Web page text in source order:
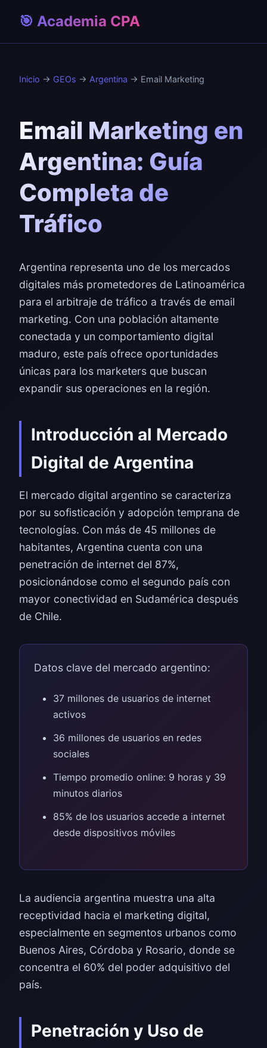
🎯 Academia CPA
Inicio → GEOs → Argentina → Email Marketing
Email Marketing en
Argentina: Guía
Completa de
Tráfico
Argentina representa uno de los mercados
digitales más prometedores de Latinoamérica
para el arbitraje de tráfico a través de email
marketing. Con una población altamente
conectada y un comportamiento digital
maduro, este país ofrece oportunidades
únicas para los marketers que buscan
expandir sus operaciones en la región.
Introducción al Mercado
Digital de Argentina
El mercado digital argentino se caracteriza
por su sofisticación y adopción temprana de
tecnologías. Con más de 45 millones de
habitantes, Argentina cuenta con una
penetración de internet del 87%,
posicionándose como el segundo país con
mayor conectividad en Sudamérica después
de Chile.
Datos clave del mercado argentino:
37 millones de usuarios de internet
activos
36 millones de usuarios en redes
sociales
Tiempo promedio online: 9 horas y 39
minutos diarios
85% de los usuarios accede a internet
desde dispositivos móviles
La audiencia argentina muestra una alta
receptividad hacia el marketing digital,
especialmente en segmentos urbanos como
Buenos Aires, Córdoba y Rosario, donde se
concentra el 60% del poder adquisitivo del
país.
Penetración y Uso de